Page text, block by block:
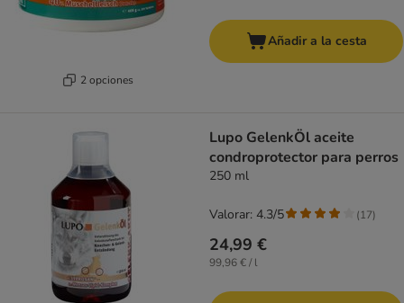
2 opciones
Añadir a la cesta
Lupo GelenkÖl aceite
condroprotector para perros
250 ml
24,99 €
99,96 € / l
Valorar: 4.3/5 (17)